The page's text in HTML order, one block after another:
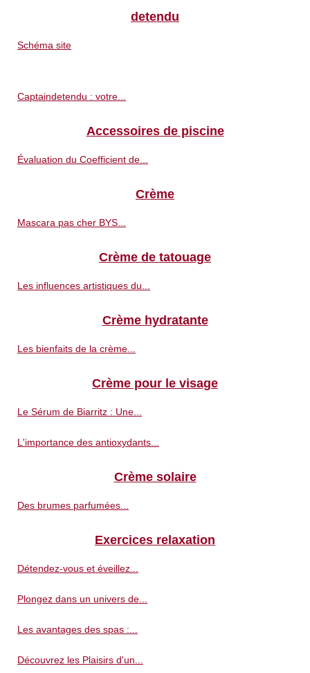
detendu
Schéma site
Captaindetendu : votre...
Accessoires de piscine
Évaluation du Coefficient de...
Crème
Mascara pas cher BYS...
Crème de tatouage
Les influences artistiques du...
Crème hydratante
Les bienfaits de la crème...
Crème pour le visage
Le Sérum de Biarritz : Une...
L'importance des antioxydants...
Crème solaire
Des brumes parfumées...
Exercices relaxation
Détendez-vous et éveillez...
Plongez dans un univers de...
Les avantages des spas :...
Découvrez les Plaisirs d'un...